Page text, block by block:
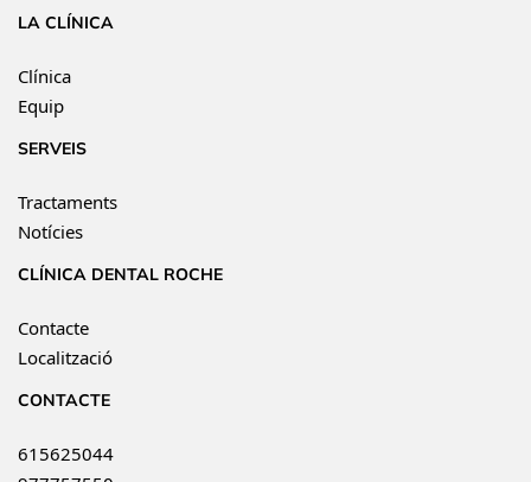
LA CLÍNICA
Clínica
Equip
SERVEIS
Tractaments
Notícies
CLÍNICA DENTAL ROCHE
Contacte
Localització
CONTACTE
615625044